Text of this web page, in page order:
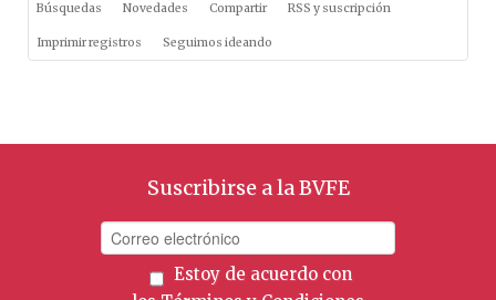
Búsquedas Novedades Compartir RSS y suscripción
Imprimir registros Seguimos ideando
Suscribirse a la BVFE
Estoy de acuerdo con